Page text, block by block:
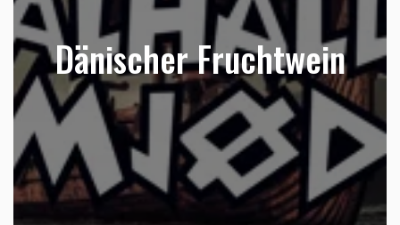
Dänischer Fruchtwein